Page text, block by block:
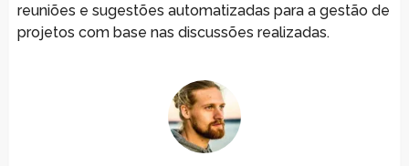
reuniões e sugestões automatizadas para a gestão de
projetos com base nas discussões realizadas.